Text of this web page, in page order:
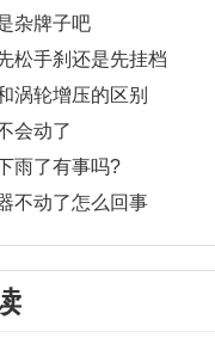
杂牌子吧
松手刹还是先挂档
涡轮增压的区别
会动了
雨了有事吗?
不动了怎么回事